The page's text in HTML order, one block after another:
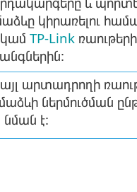
կիրառելու
կամ TP-Link ռաութերի
արտադրողի
ներմուծման
է: